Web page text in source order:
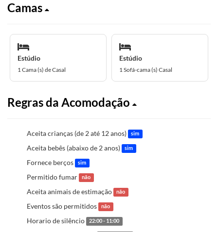
Camas
Estúdio
1 Cama (s) de Casal
Estúdio
1 Sofá-cama (s) Casal
Regras da Acomodação
Aceita crianças (de 2 até 12 anos) sim
Aceita bebês (abaixo de 2 anos) sim
Fornece berços sim
Permitido fumar não
Aceita animais de estimação não
Eventos são permitidos não
Horario de silêncio 22:00 - 11:00